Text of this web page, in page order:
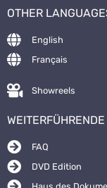
OTHER
English
Français
Showreels
FAQ
DVD Edition